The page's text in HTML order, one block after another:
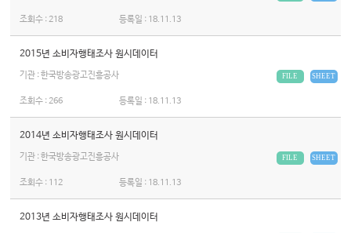
조회수 :218 등록일 : 18.11.13
2015년 소비자행태조사 원시데이터
기관 : 한국방송광고진흥공사 SHEET
FILE
조회수 :266 등록일 : 18.11.13
2014년 소비자행태조사 원시데이터
기관 : 한국방송광고진흥공사 SHEET
FILE
조회수 : 112 등록일 : 18.11.13
2013년 소비자행태조사 원시데이터